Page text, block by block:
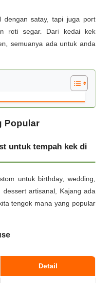
dengan satay, tapi juga port
roti segar. Dari kedai kek
semuanya ada untuk anda
Popular
untuk tempah kek di
untuk birthday, wedding,
artisanal, Kajang ada
tengok mana yang popular
Detail